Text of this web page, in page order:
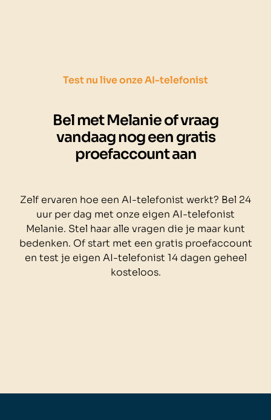
Test nu live onze AI-telefonist
Bel met Melanie of vraag
vandaag nog een gratis
proefaccount aan
Zelf ervaren hoe een AI-telefonist werkt? Bel 24
uur per dag met onze eigen AI-telefonist
Melanie. Stel haar alle vragen die je maar kunt
bedenken. Of start met een gratis proefaccount
en test je eigen AI-telefonist 14 dagen geheel
kosteloos.